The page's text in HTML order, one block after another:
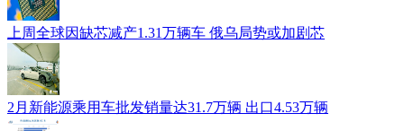
上周全球因缺芯减产1.31万辆车 俄乌局势或加剧芯
2月新能源乘用车批发销量达31.7万辆 出口4.53万辆